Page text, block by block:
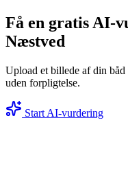
Få en gratis AI-
Næstved
Upload et billede af din
uden forpligtelse.
Start AI-vurdering